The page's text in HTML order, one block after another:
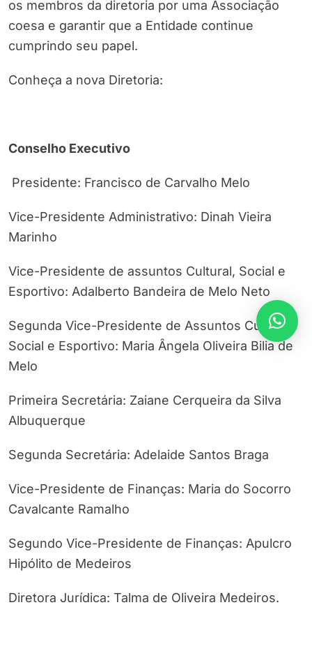
os membros da diretoria por uma Associação
coesa e garantir que a Entidade continue
cumprindo seu papel.
Conheça a nova Diretoria:
Conselho Executivo
Presidente: Francisco de Carvalho Melo
Vice-Presidente Administrativo: Dinah Vieira
Marinho
Vice-Presidente de assuntos Cultural, Social e
Esportivo: Adalberto Bandeira de Melo Neto
Segunda Vice-Presidente de Assuntos Cultural
Social e Esportivo: Maria Ângela Oliveira Bilia de
Melo
Primeira Secretária: Zaiane Cerqueira da Silva
Albuquerque
Segunda Secretária: Adelaide Santos Braga
Vice-Presidente de Finanças: Maria do Socorro
Cavalcante Ramalho
Segundo Vice-Presidente de Finanças: Apulcro
Hipólito de Medeiros
Diretora Jurídica: Talma de Oliveira Medeiros.